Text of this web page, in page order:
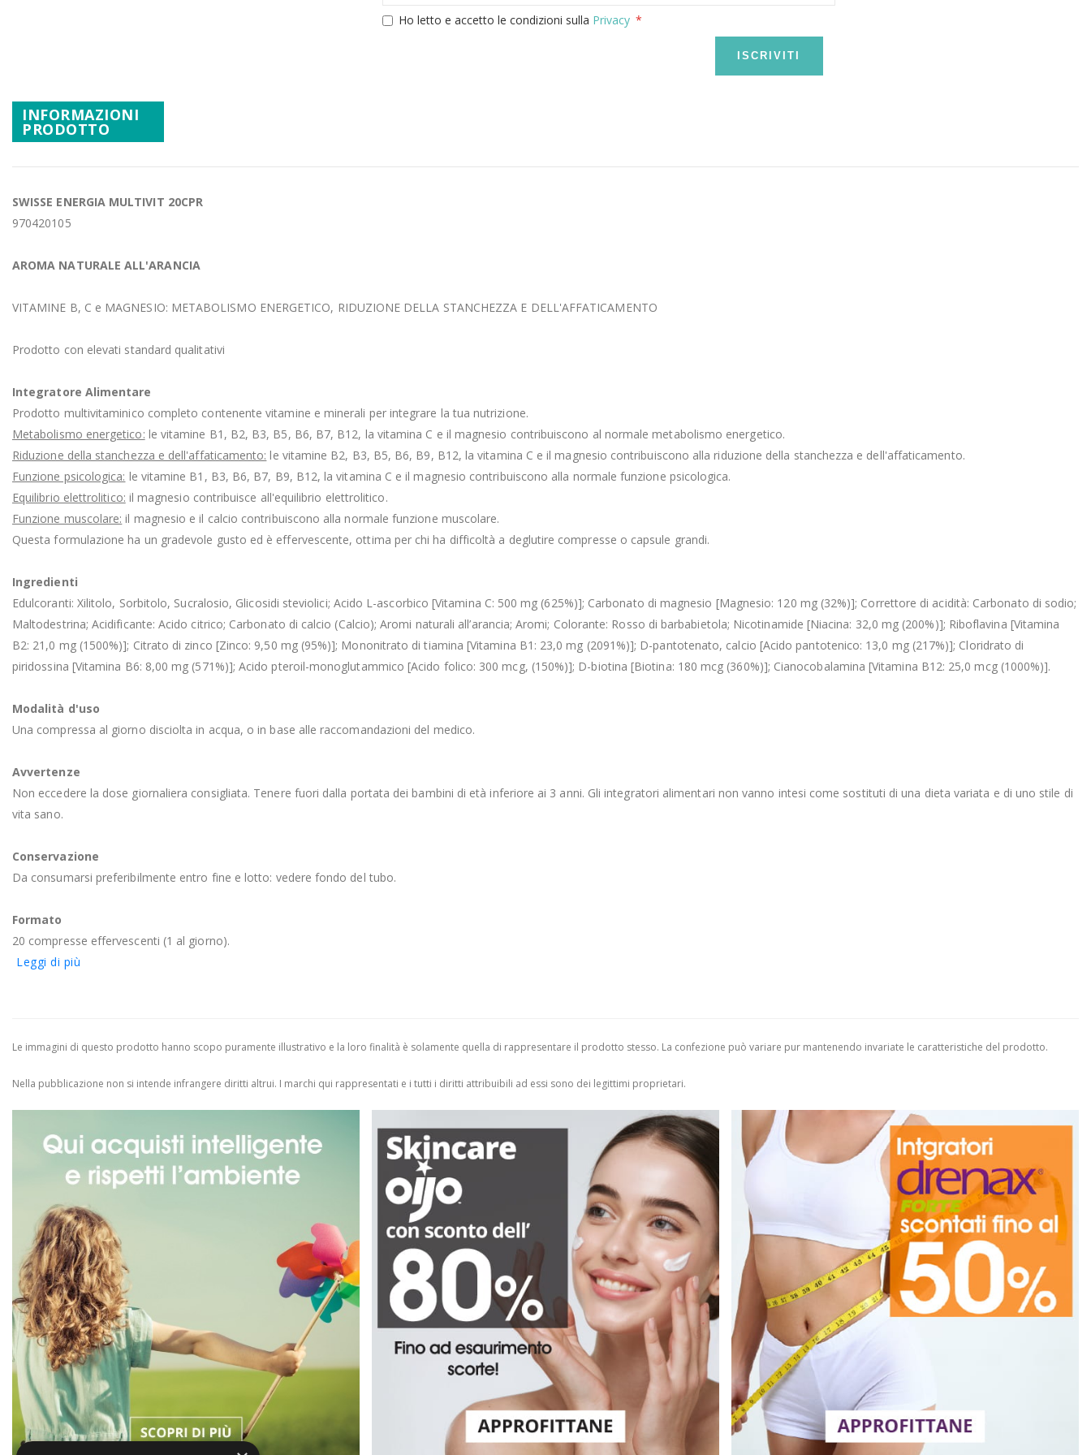
di
immagini
Ho letto e accetto le condizioni sulla Privacy
ISCRIVITI
INFORMAZIONI
PRODOTTO
SWISSE ENERGIA MULTIVIT 20CPR
970420105
AROMA NATURALE ALL'ARANCIA
VITAMINE B, C e MAGNESIO: METABOLISMO ENERGETICO, RIDUZIONE DELLA STANCHEZZA E DELL'AFFATICAMENTO
Prodotto con elevati standard qualitativi
Integratore Alimentare
Prodotto multivitaminico completo contenente vitamine e minerali per integrare la tua nutrizione.
Metabolismo energetico: le vitamine B1, B2, B3, B5, B6, B7, B12, la vitamina C e il magnesio contribuiscono al normale metabolismo energetico.
Riduzione della stanchezza e dell'affaticamento: le vitamine B2, B3, B5, B6, B9, B12, la vitamina C e il magnesio contribuiscono alla riduzione della stanchezza e dell'affaticamento.
Funzione psicologica: le vitamine B1, B3, B6, B7, B9, B12, la vitamina C e il magnesio contribuiscono alla normale funzione psicologica.
Equilibrio elettrolitico: il magnesio contribuisce all'equilibrio elettrolitico.
Funzione muscolare: il magnesio e il calcio contribuiscono alla normale funzione muscolare.
Questa formulazione ha un gradevole gusto ed è effervescente, ottima per chi ha difficoltà a deglutire compresse o capsule grandi.
Ingredienti
Edulcoranti: Xilitolo, Sorbitolo, Sucralosio, Glicosidi steviolici; Acido L-ascorbico [Vitamina C: 500 mg (625%)]; Carbonato di magnesio [Magnesio: 120 mg (32%)]; Correttore di acidità: Carbonato di sodio;
Maltodestrina; Acidificante: Acido citrico; Carbonato di calcio (Calcio); Aromi naturali all’arancia; Aromi; Colorante: Rosso di barbabietola; Nicotinamide [Niacina: 32,0 mg (200%)]; Riboflavina [Vitamina
B2: 21,0 mg (1500%)]; Citrato di zinco [Zinco: 9,50 mg (95%)]; Mononitrato di tiamina [Vitamina B1: 23,0 mg (2091%)]; D-pantotenato, calcio [Acido pantotenico: 13,0 mg (217%)]; Cloridrato di
piridossina [Vitamina B6: 8,00 mg (571%)]; Acido pteroil-monoglutammico [Acido folico: 300 mcg, (150%)]; D-biotina [Biotina: 180 mcg (360%)]; Cianocobalamina [Vitamina B12: 25,0 mcg (1000%)].
Modalità d'uso
Una compressa al giorno disciolta in acqua, o in base alle raccomandazioni del medico.
Avvertenze
Non eccedere la dose giornaliera consigliata. Tenere fuori dalla portata dei bambini di età inferiore ai 3 anni. Gli integratori alimentari non vanno intesi come sostituti di una dieta variata e di uno stile di
vita sano.
Conservazione
Da consumarsi preferibilmente entro fine e lotto: vedere fondo del tubo.
Formato
20 compresse effervescenti (1 al giorno).
Leggi di più
Le immagini di questo prodotto hanno scopo puramente illustrativo e la loro finalità è solamente quella di rappresentare il prodotto stesso. La confezione può variare pur mantenendo invariate le caratteristiche del prodotto.
Nella pubblicazione non si intende infrangere diritti altrui. I marchi qui rappresentati e i tutti i diritti attribuibili ad essi sono dei legittimi proprietari.